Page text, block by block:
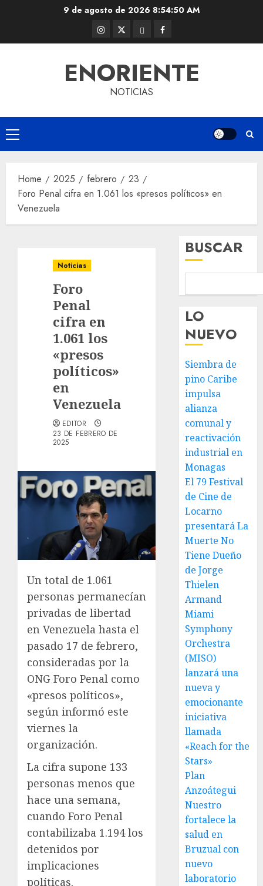
9 de agosto de 20268:54:51 AM
Instagram
@EnOriente
Twitter
(X)
ThreadsFacebook
ENORIENTE
NOTICIAS
Primary
Menu
Home 2025 febrero
23
Foro Penal cifra en 1.061 los «presos políticos» en
Venezuela
Noticias
Foro
Penal
cifra en
1.061 los
«presos
políticos»
en
Venezuela
EDITOR
23 DE FEBRERO DE
2025
Un total de 1.061
personas permanecían
privadas de libertad
en Venezuela hasta el
pasado 17 de febrero,
consideradas por la
ONG Foro Penal como
«presos políticos»,
según informó este
viernes la
organización.
La cifra supone 133
personas menos que
hace una semana,
cuando Foro Penal
contabilizaba 1.194 los
detenidos por
implicaciones
políticas.
BUSCAR
LO
NUEVO
Siembra de
pino Caribe
impulsa
alianza
comunal y
reactivación
industrial en
Monagas
El 79 Festival
de Cine de
Locarno
presentará La
Muerte No
Tiene Dueño
de Jorge
Thielen
Armand
Miami
Symphony
Orchestra
(MISO)
lanzará una
nueva y
emocionante
iniciativa
llamada
«Reach for the
Stars»
Plan
Anzoátegui
Nuestro
fortalece la
salud en
Bruzual con
nuevo
laboratorio